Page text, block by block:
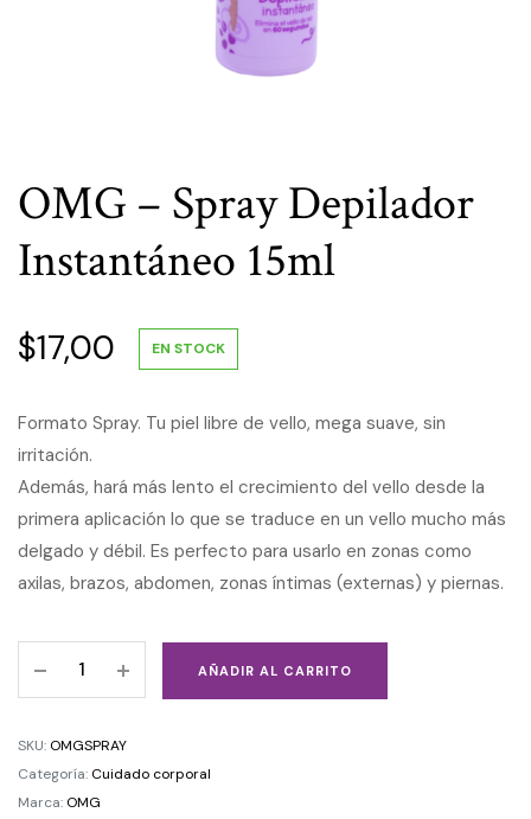
OMG – Spray Depilador
Instantáneo 15ml
$17,00 EN STOCK
Formato Spray. Tu piel libre de vello, mega suave, sin
irritación.
Además, hará más lento el crecimiento del vello desde la
primera aplicación lo que se traduce en un vello mucho más
delgado y débil. Es perfecto para usarlo en zonas como
axilas, brazos, abdomen, zonas íntimas (externas) y piernas.
AÑADIR AL CARRITO
SKU: OMGSPRAY
Categoría: Cuidado corporal
Marca: OMG